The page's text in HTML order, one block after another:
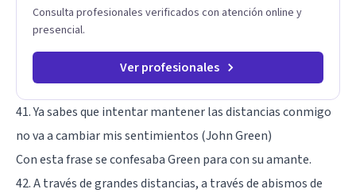
Consulta profesionales verificados con atención online y
presencial.
Ver profesionales
41. Ya sabes que intentar mantener las distancias conmigo
no va a cambiar mis sentimientos (John Green)
Con esta frase se confesaba Green para con su amante.
42. A través de grandes distancias, a través de abismos de